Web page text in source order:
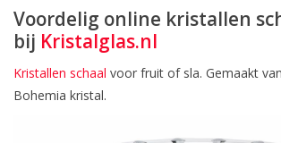
Voordelig online kristallen
bij Kristalglas.nl
Kristallen schaal voor fruit of sla. Gemaakt
Bohemia kristal.